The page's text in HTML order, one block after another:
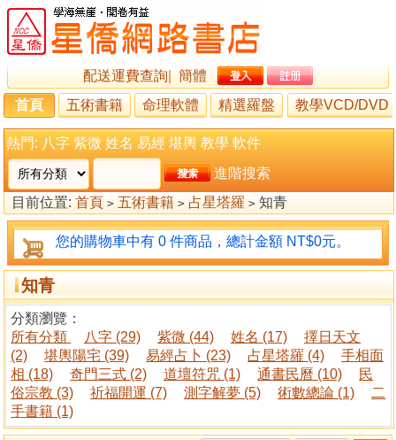
配送運費查詢
簡體
首頁
五術書籍 命理軟體 精選羅盤 教學VCD/DVD
熱門: 八字 紫微 姓名 易經 堪輿 教學 軟件
進階搜索
目前位置: 首頁 > 五術書籍 > 占星塔羅 > 知青
您的購物車中有 0 件商品，總計金額 NT$0元。
知青
分類瀏覽：
所有分類
八字 (29) 紫微 (44) 姓名 (17)
擇日天文
(2)
堪輿陽宅 (39) 易經占卜 (23) 占星塔羅 (4)
手相面
相 (18)
奇門三式 (2) 道壇符咒 (1) 通書民曆 (10)
民
俗宗教 (3)
祈福開運 (7) 測字解夢 (5) 術數總論 (1)
二
手書籍 (1)